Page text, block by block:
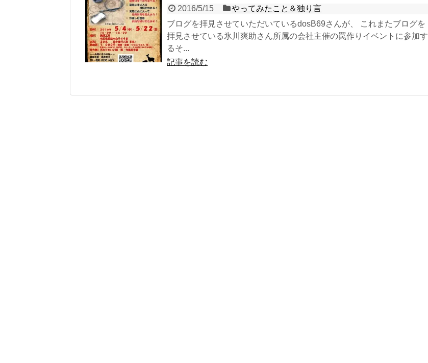
2016/5/15
やってみたこと＆独り言
ブログを拝見させていただいているdosB69さんが、 これまたブログを
拝見させている氷川爽助さん所属の会社主催の罠作りイベントに参加す
るそ...
記事を読む